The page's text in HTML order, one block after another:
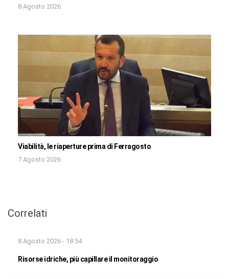
8 Agosto 2026
Viabilità, le riaperture prima di Ferragosto
7 Agosto 2026
Correlati
8 Agosto 2026 - 18:54
Risorse idriche, più capillare il monitoraggio